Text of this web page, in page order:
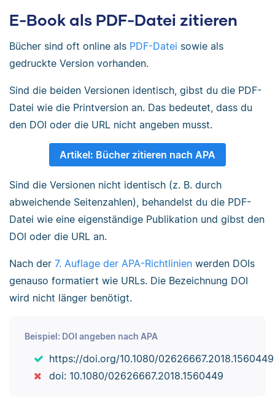
E-Book als PDF-Datei zitieren
Bücher sind oft online als PDF-Datei sowie als
gedruckte Version vorhanden.
Sind die beiden Versionen identisch, gibst du die PDF-
Datei wie die Printversion an. Das bedeutet, dass du
den DOI oder die URL nicht angeben musst.
Artikel: Bücher zitieren nach APA
Sind die Versionen nicht identisch (z. B. durch
abweichende Seitenzahlen), behandelst du die PDF-
Datei wie eine eigenständige Publikation und gibst den
DOI oder die URL an.
Nach der 7. Auflage der APA-Richtlinien werden DOIs
genauso formatiert wie URLs. Die Bezeichnung DOI
wird nicht länger benötigt.
Beispiel: DOI angeben nach APA
https://doi.org/10.1080/02626667.2018.1560449
doi: 10.1080/02626667.2018.1560449